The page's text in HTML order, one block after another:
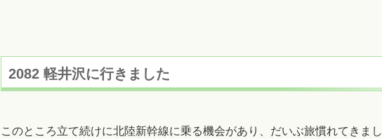
2082 軽井沢に行きました
このところ立て続けに北陸新幹線に乗る機会があり、だいぶ旅慣れてきまし